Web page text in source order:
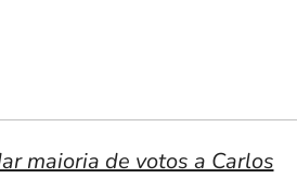
maioria de votos a Carlos